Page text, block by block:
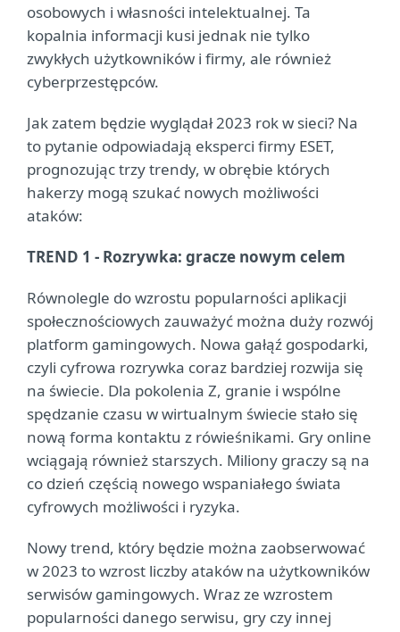
osobowych i własności intelektualnej. Ta
kopalnia informacji kusi jednak nie tylko
zwykłych użytkowników i firmy, ale również
cyberprzestępców.
Jak zatem będzie wyglądał 2023 rok w sieci? Na
to pytanie odpowiadają eksperci firmy ESET,
prognozując trzy trendy, w obrębie których
hakerzy mogą szukać nowych możliwości
ataków:
TREND 1 - Rozrywka: gracze nowym celem
Równolegle do wzrostu popularności aplikacji
społecznościowych zauważyć można duży rozwój
platform gamingowych. Nowa gałąź gospodarki,
czyli cyfrowa rozrywka coraz bardziej rozwija się
na świecie. Dla pokolenia Z, granie i wspólne
spędzanie czasu w wirtualnym świecie stało się
nową forma kontaktu z rówieśnikami. Gry online
wciągają również starszych. Miliony graczy są na
co dzień częścią nowego wspaniałego świata
cyfrowych możliwości i ryzyka.
Nowy trend, który będzie można zaobserwować
w 2023 to wzrost liczby ataków na użytkowników
serwisów gamingowych. Wraz ze wzrostem
popularności danego serwisu, gry czy innej